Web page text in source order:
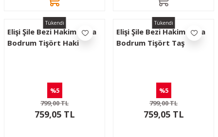
Tükendi
Elişi Şile Bezi Hakim Yaka
Bodrum Tişört Haki
%5
799,00 TL
759,05 TL
Tükendi
Elişi Şile Bezi Hakim Yaka
Bodrum Tişört Taş
%5
799,00 TL
759,05 TL